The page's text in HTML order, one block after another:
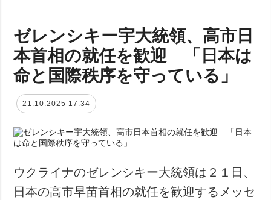
ゼレンシキー宇大統領、高市日
本首相の就任を歓迎 「日本は
命と国際秩序を守っている」
21.10.2025 17:34
ウクライナのゼレンシキー大統領は２１日、
日本の高市早苗首相の就任を歓迎するメッセ